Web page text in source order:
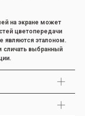
на экране может
цветопередачи
являются эталоном.
выбранный